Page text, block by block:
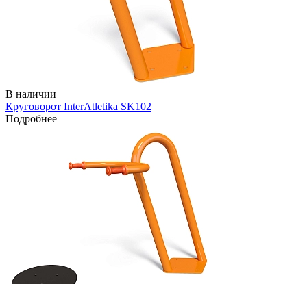
В наличии
Круговорот InterAtletika SK102
Подробнее